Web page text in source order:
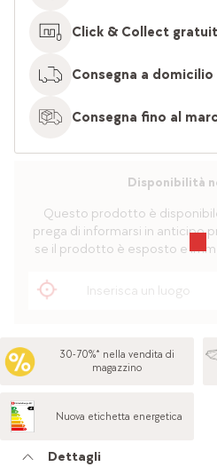
Click & Collect
Consegna a domicilio
Consegna fino al
Disponibilità
Questo prodotto è
prega di informarsi in anticipo
se il prodotto è esposto e
30-70%* nella vendita di
magazzino
Nuova etichetta energetica
Dettagli